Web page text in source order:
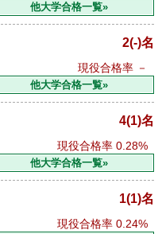
他大学合格一覧»
2(-)名
現役合格率 －
他大学合格一覧»
4(1)名
現役合格率 0.28%
他大学合格一覧»
1(1)名
現役合格率 0.24%